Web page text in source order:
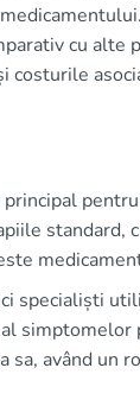
cu alte
costurile
standard,
specialiști
sa, având un